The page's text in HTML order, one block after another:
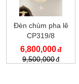
Đèn chùm pha lê
CP319/8
6,800,000
9,500,000